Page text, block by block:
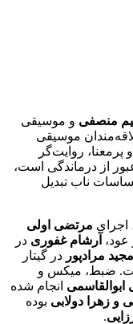
منصفی و موسیقی
موسیقی
روایت‌گر
از درماندگی است،
ناب تبدیل
اجرای مرتضی اولی
عود، آرشام غفوری در
مجید مرادپور در گیتار
ضبط، میکس و
ابوالقاسمی انجام شده
و زهرا دولابی بوده
.